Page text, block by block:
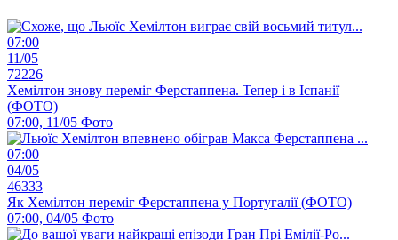
07:00
11/05
72226
Хемілтон знову переміг Ферстаппена. Тепер і в Іспанії
(ФОТО)
07:00, 11/05 Фото
07:00
04/05
46333
Як Хемілтон переміг Ферстаппена у Португалії (ФОТО)
07:00, 04/05 Фото